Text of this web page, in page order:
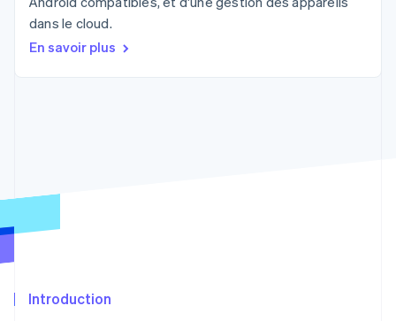
Découvrez les prochaines évolutions
Prévention de la fraude
Atlas
Découvrez comment Stripe construit l’infrastructure
Commerce en ligne
Écosystème
dans le cloud.
En savoir plus
Introduction